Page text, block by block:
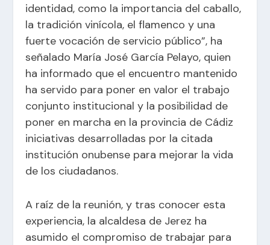
identidad, como la importancia del caballo,
la tradición vinícola, el flamenco y una
fuerte vocación de servicio público”, ha
señalado María José García Pelayo, quien
ha informado que el encuentro mantenido
ha servido para poner en valor el trabajo
conjunto institucional y la posibilidad de
poner en marcha en la provincia de Cádiz
iniciativas desarrolladas por la citada
institución onubense para mejorar la vida
de los ciudadanos.
A raíz de la reunión, y tras conocer esta
experiencia, la alcaldesa de Jerez ha
asumido el compromiso de trabajar para